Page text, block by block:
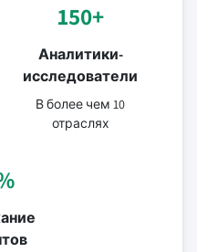
150+
Аналитики-
исследователи
В более чем 10
отраслях